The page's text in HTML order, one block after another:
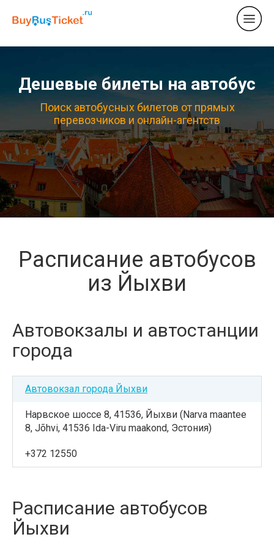
Дешевые билеты на автобус
Поиск автобусных билетов от прямых
перевозчиков и онлайн-агентств
Расписание автобусов
из Йыхви
Автовокзалы и автостанции
города
Автовокзал города Йыхви
Нарвское шоссе 8, 41536, Йыхви (Narva maantee
8, Jõhvi, 41536 Ida-Viru maakond, Эстония)
+372 12550
Расписание автобусов
Йыхви